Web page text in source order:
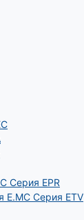
Серия EPR
E.MC Серия ETV